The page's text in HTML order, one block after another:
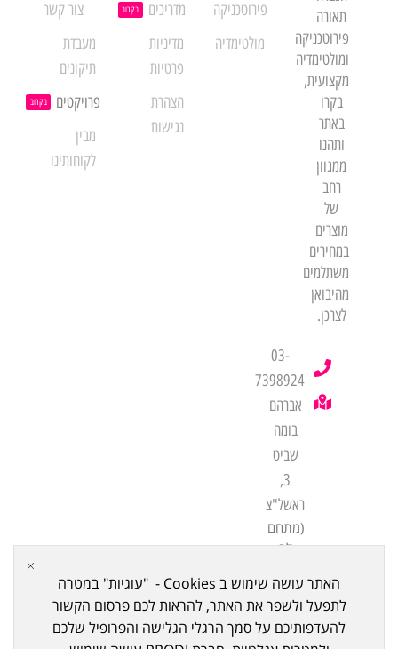
תאורה
פירוטכניקה
ומולטימדיה
מקצועית,
בקרו
באתר
ותהנו
ממגוון
רחב
של
מוצרים
במחירים
משתלמים
מהיבואן
לצרכן.
03-
7398924
אברהם
בומה
שביט
3,
ראשל"צ
(מתחם
לב
ביתן
21)
פירוטכניקה
מולטימדיה
מדריכים
בקרוב
מדיניות
פרטיות
הצהרת
נגישות
צור קשר
מעבדת
תיקונים
פרויקטים
בקרוב
מבין
לקוחותינו
האתר עושה שימוש ב Cookies - "עוגיות" במטרה
לתפעל ולשפר את האתר, להראות לכם פרסום הקשור
להעדפותיכם על סמך הרגלי הגלישה והפרופיל שלכם